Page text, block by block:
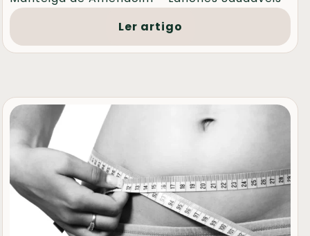
Ler artigo